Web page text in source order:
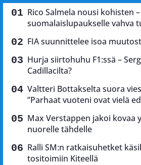
Rico Salmela nousi kohisten –
suomalaislupaukselle vahva
FIA suunnittelee isoa
Hurja siirtohuhu F1:ssä –
Cadillacilta?
Valtteri Bottakselta suora
”Parhaat vuoteni ovat vielä
Max Verstappen jakoi kovaa
nuorelle tähdelle
Ralli SM:n ratkaisuhetket
tositoimiin Kiteellä